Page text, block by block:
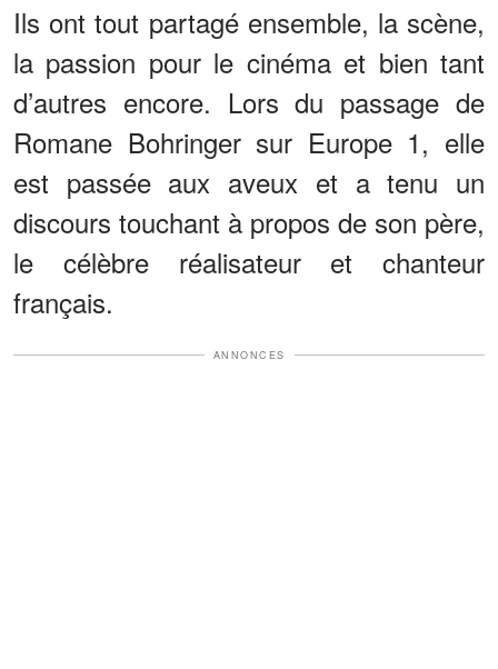
Ils ont tout partagé ensemble, la scène,
la passion pour le cinéma et bien tant
d’autres encore. Lors du passage de
Romane Bohringer sur Europe 1, elle
est passée aux aveux et a tenu un
discours touchant à propos de son père,
le célèbre réalisateur et chanteur
français.
ANNONCES